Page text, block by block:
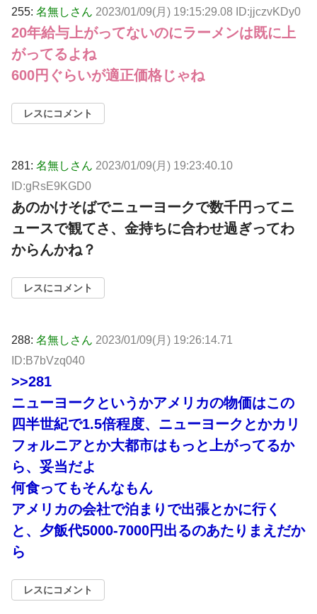
255: 名無しさん 2023/01/09(月) 19:15:29.08 ID:jjczvKDy0
20年給与上がってないのにラーメンは既に上
がってるよね
600円ぐらいが適正価格じゃね
レスにコメント
281: 名無しさん 2023/01/09(月) 19:23:40.10
ID:gRsE9KGD0
あのかけそばでニューヨークで数千円ってニ
ュースで観てさ、金持ちに合わせ過ぎってわ
からんかね？
レスにコメント
288: 名無しさん 2023/01/09(月) 19:26:14.71
ID:B7bVzq040
>>281
ニューヨークというかアメリカの物価はこの
四半世紀で1.5倍程度、ニューヨークとかカリ
フォルニアとか大都市はもっと上がってるか
ら、妥当だよ
何食ってもそんなもん
アメリカの会社で泊まりで出張とかに行く
と、夕飯代5000-7000円出るのあたりまえだか
ら
レスにコメント